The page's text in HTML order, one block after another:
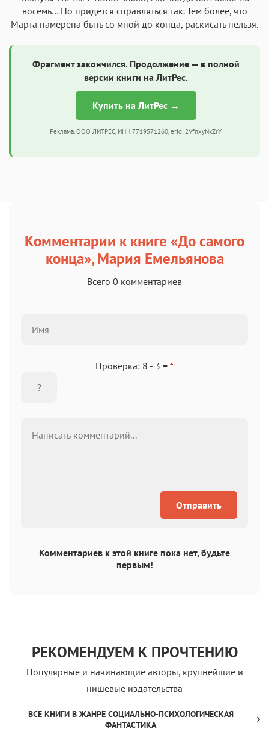
восемь… Но придется справляться так. Тем более, что
Марта намерена быть со мной до конца, раскисать нельзя.
Фрагмент закончился. Продолжение — в полной
версии книги на ЛитРес.
Купить на ЛитРес →
Реклама. ООО ЛИТРЕС, ИНН 7719571260, erid: 2VfnxyNkZrY
Комментарии к книге «До самого
конца», Мария Емельянова
Всего 0 комментариев
Проверка: 8 - 3 = *
Отправить
Комментариев к этой книге пока нет, будьте
первым!
РЕКОМЕНДУЕМ К ПРОЧТЕНИЮ
Популярные и начинающие авторы, крупнейшие и
нишевые издательства
ВСЕ КНИГИ В ЖАНРЕ СОЦИАЛЬНО-ПСИХОЛОГИЧЕСКАЯ
ФАНТАСТИКА